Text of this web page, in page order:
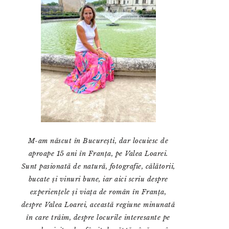
M-am născut în București, dar locuiesc de
aproape 15 ani în Franța, pe Valea Loarei.
Sunt pasionată de natură, fotografie, călătorii,
bucate și vinuri bune, iar aici scriu despre
experiențele și viața de român în Franța,
despre Valea Loarei, această regiune minunată
în care trăim, despre locurile interesante pe